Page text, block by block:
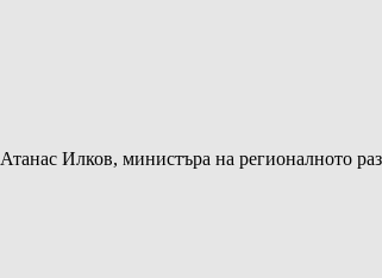
Илков, министъра на регионалното